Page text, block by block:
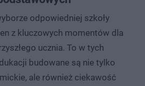
odpowiedniej szkoły
z kluczowych momentów dla
ucznia. To w tych
budowane są nie tylko
ale również ciekawość